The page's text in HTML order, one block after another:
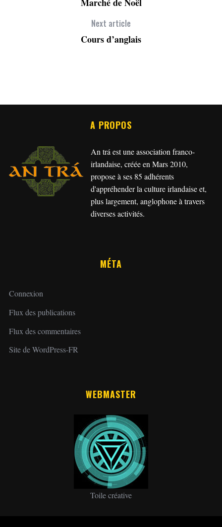
Next article
Cours d’anglais
A PROPOS
An trá est une association franco-
irlandaise, créée en Mars 2010,
propose à ses 85 adhérents
d'appréhender la culture irlandaise et,
plus largement, anglophone à travers
diverses activités.
MÉTA
Connexion
Flux des publications
Flux des commentaires
Site de WordPress-FR
WEBMASTER
Toile créative